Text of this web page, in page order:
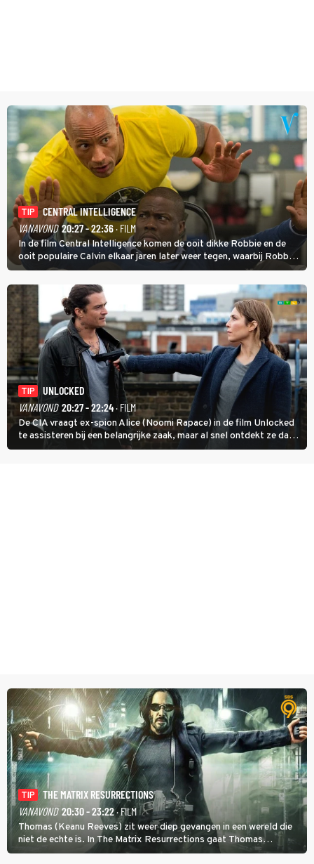
TIP
CENTRAL INTELLIGENCE
VANAVOND 20:27 - 22:36· FILM
In de film Central Intelligence komen de ooit dikke Robbie en de
ooit populaire Calvin elkaar jaren later weer tegen, waarbij Robbie,
inmiddels supergespierd en werkzaam voor de CIA, Calvins hulp
goed kan gebruiken.
TIP
UNLOCKED
VANAVOND 20:27 - 22:24· FILM
De CIA vraagt ex-spion Alice (Noomi Rapace) in de film Unlocked
te assisteren bij een belangrijke zaak, maar al snel ontdekt ze dat
degene die haar aanstelde kwade bedoelingen heeft.
TIP
THE MATRIX RESURRECTIONS
VANAVOND 20:30 - 23:22· FILM
Thomas (Keanu Reeves) zit weer diep gevangen in een wereld die
niet de echte is. In The Matrix Resurrections gaat Thomas
proberen uit deze schijnwereld te ontsnappen.